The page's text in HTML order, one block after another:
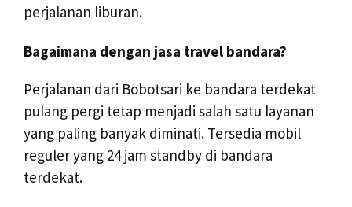
perjalanan liburan.
Bagaimana dengan jasa travel bandara?
Perjalanan dari Bobotsari ke bandara terdekat
pulang pergi tetap menjadi salah satu layanan
yang paling banyak diminati. Tersedia mobil
reguler yang 24 jam standby di bandara
terdekat.